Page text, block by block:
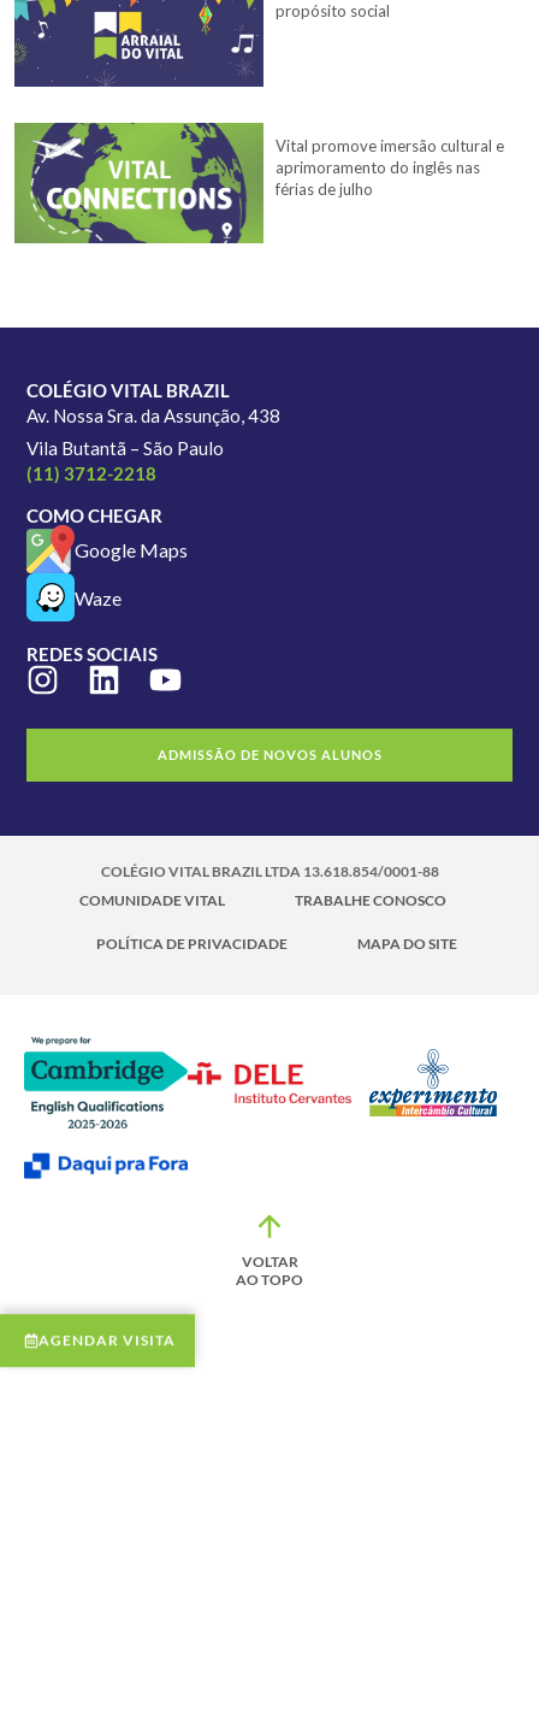
propósito social
Vital promove imersão cultural e
aprimoramento do inglês nas
férias de julho
COLÉGIO VITAL BRAZIL
Av. Nossa Sra. da Assunção, 438
Vila Butantã – São Paulo
(11) 3712-2218
COMO CHEGAR
Google Maps
Waze
REDES SOCIAIS
ADMISSÃO DE NOVOS ALUNOS
COLÉGIO VITAL BRAZIL LTDA 13.618.854/0001-88
COMUNIDADE VITAL
TRABALHE CONOSCO
POLÍTICA DE PRIVACIDADE MAPA DO SITE
VOLTAR
AO TOPO
AGENDAR VISITA